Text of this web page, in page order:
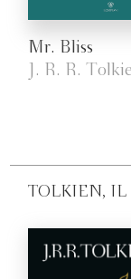
Mr. Bliss
J. R. R.
TOLKIEN, IL